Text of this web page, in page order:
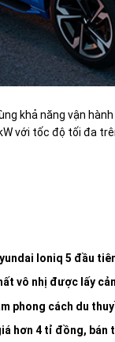
khả năng vận
với tốc độ tối đa
Ioniq 5 đầu
vô nhị được lấy
phong cách du
hơn 4 tỉ đồng, bán